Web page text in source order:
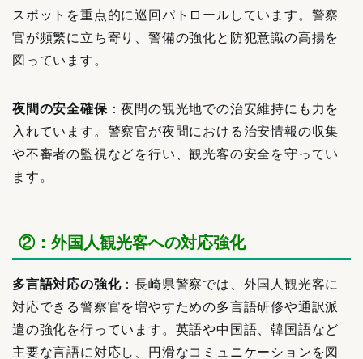
スポットを重点的に巡回パトロールしています。警察
官が頻繁に立ち寄り、警備の強化と防犯意識の高揚を
図っています。
夜間の安全確保 ：夜間の観光地での治安維持にも力を
入れています。警察官が夜間における治安情報の収集
や不審者の監視などを行い、観光客の安全を守ってい
ます。
②：外国人観光客への対応強化
多言語対応の強化：長崎県警察では、外国人観光客に
対応できる警察官を増やすための多言語研修や通訳派
遣の強化を行っています。英語や中国語、韓国語など
主要な言語に対応し、円滑なコミュニケーションを図